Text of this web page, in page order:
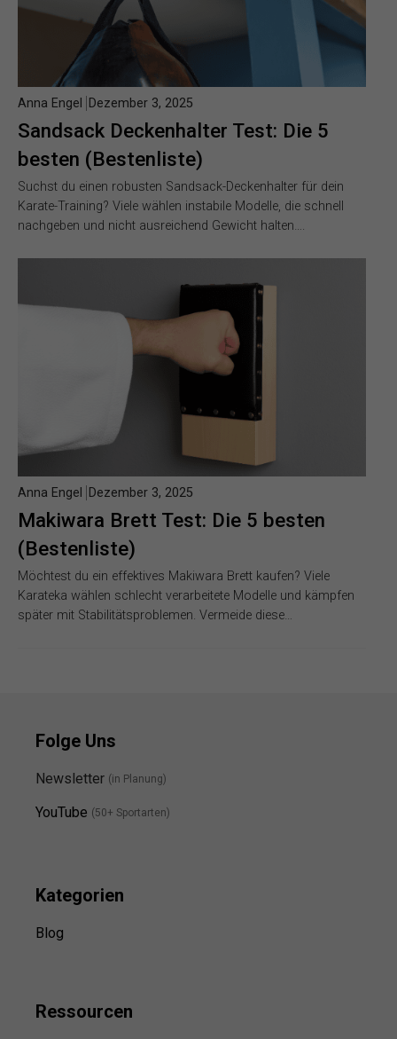
Sandsack Deckenhalter Test: Die 5
besten (Bestenliste)
Anna Engel Dezember 3, 2025
Suchst du einen robusten Sandsack-Deckenhalter für dein
Karate-Training? Viele wählen instabile Modelle, die schnell
nachgeben und nicht ausreichend Gewicht halten….
Makiwara Brett Test: Die 5 besten
(Bestenliste)
Anna Engel Dezember 3, 2025
Möchtest du ein effektives Makiwara Brett kaufen? Viele
Karateka wählen schlecht verarbeitete Modelle und kämpfen
später mit Stabilitätsproblemen. Vermeide diese…
Folge Uns
Newsletter (in Planung)
YouTube (50+ Sportarten)
Kategorien
Blog
Ressourcen